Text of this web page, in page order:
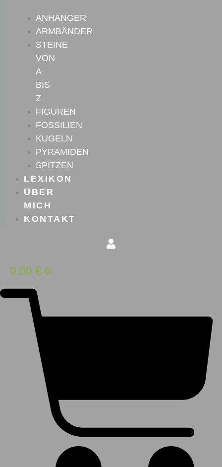
ANHÄNGER
ARMBÄNDER
STEINE
VON
A
BIS
Z
FIGUREN
FOSSILIEN
KUGELN
PYRAMIDEN
SPITZEN
LEXIKON
ÜBER
MICH
KONTAKT
0,00 € 0